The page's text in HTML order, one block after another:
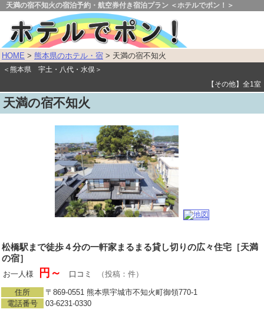
天満の宿不知火の宿泊予約・航空券付き宿泊プラン ＜ホテルでポン！＞
HOME > 熊本県のホテル・宿 > 天満の宿不知火
＜熊本県 宇土・八代・水俣＞
【その他】全1室
天満の宿不知火
松橋駅まで徒歩４分の一軒家まるまる貸し切りの広々住宅［天満
の宿］
お一人様 円～ 口コミ （投稿：件）
住所
〒869-0551 熊本県宇城市不知火町御領770-1
電話番号
03-6231-0330